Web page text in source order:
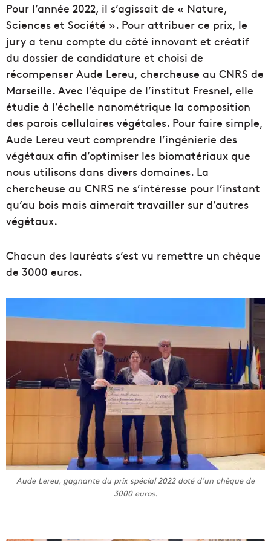
Pour l’année 2022, il s’agissait de « Nature,
Sciences et Société ». Pour attribuer ce prix, le
jury a tenu compte du côté innovant et créatif
du dossier de candidature et choisi de
récompenser Aude Lereu, chercheuse au CNRS de
Marseille. Avec l’équipe de l’institut Fresnel, elle
étudie à l’échelle nanométrique la composition
des parois cellulaires végétales. Pour faire simple,
Aude Lereu veut comprendre l’ingénierie des
végétaux afin d’optimiser les biomatériaux que
nous utilisons dans divers domaines. La
chercheuse au CNRS ne s’intéresse pour l’instant
qu’au bois mais aimerait travailler sur d’autres
végétaux.
Chacun des lauréats s’est vu remettre un chèque
de 3000 euros.
Aude Lereu, gagnante du prix spécial 2022 doté d’un chèque de
3000 euros.